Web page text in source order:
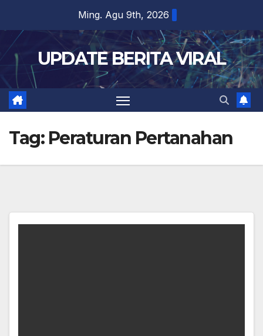
content
Ming. Agu 9th, 2026
UPDATE BERITA VIRAL
Tag: Peraturan Pertanahan